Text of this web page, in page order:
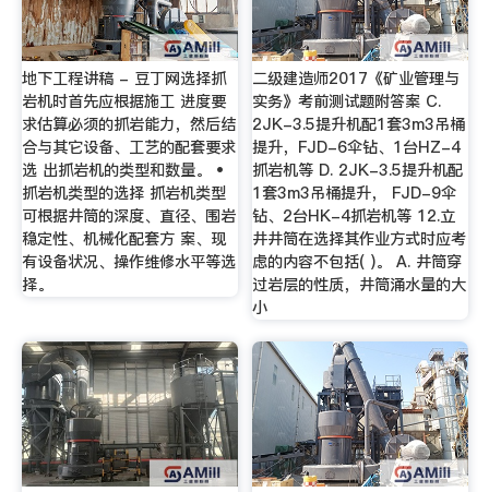
地下工程讲稿 - 豆丁网选择抓
岩机时首先应根据施工 进度要
求估算必须的抓岩能力，然后结
合与其它设备、工艺的配套要求
选 出抓岩机的类型和数量。 •
抓岩机类型的选择 抓岩机类型
可根据井筒的深度、直径、围岩
稳定性、机械化配套方 案、现
有设备状况、操作维修水平等选
择。
二级建造师2017《矿业管理与
实务》考前测试题附答案 C.
2JK-3.5提升机配1套3m3吊桶
提升，FJD-6伞钻、1台HZ-4
抓岩机等 D. 2JK-3.5提升机配
1套3m3吊桶提升， FJD-9伞
钻、2台HK-4抓岩机等 12.立
井井筒在选择其作业方式时应考
虑的内容不包括( )。 A. 井筒穿
过岩层的性质，井筒涌水量的大
小